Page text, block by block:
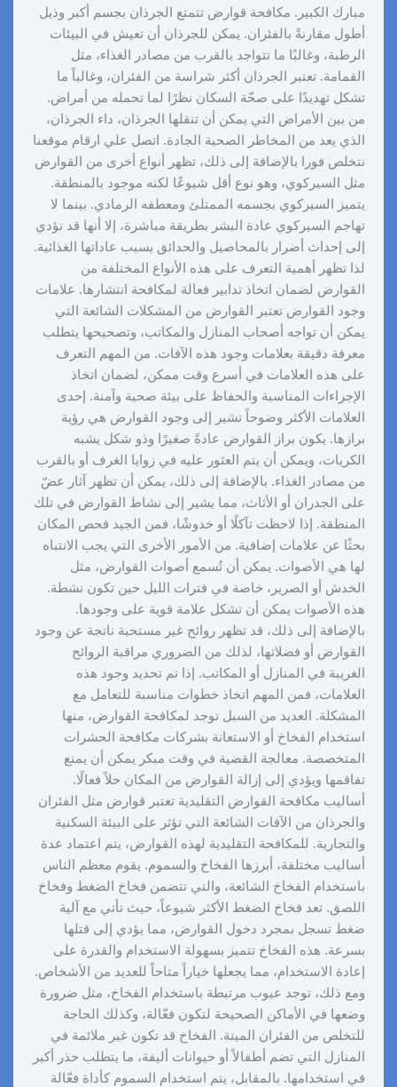
مبارك الكبير. مكافحة قوارض تتمتع الجرذان بجسم أكبر وذيل
أطول مقارنةً بالفئران. يمكن للجرذان أن تعيش في البيئات
الرطبة، وغالبًا ما تتواجد بالقرب من مصادر الغذاء، مثل
القمامة. تعتبر الجرذان أكثر شراسة من الفئران، وغالباً ما
تشكل تهديدًا على صحّة السكان نظرًا لما تحمله من أمراض.
من بين الأمراض التي يمكن أن تنقلها الجرذان، داء الجرذان،
الذي يعد من المخاطر الصحية الجادة. اتصل علي ارقام موقعنا
نتخلص فورا بالإضافة إلى ذلك، تظهر أنواع أخرى من القوارض
مثل السيركوي، وهو نوع أقل شيوعًا لكنه موجود بالمنطقة.
يتميز السيركوي بجسمه الممتلئ ومعطفه الرمادي. بينما لا
تهاجم السيركوي عادة البشر بطريقة مباشرة، إلا أنها قد تؤدي
إلى إحداث أضرار بالمحاصيل والحدائق بسبب عاداتها الغذائية.
لذا تظهر أهمية التعرف على هذه الأنواع المختلفة من
القوارض لضمان اتخاذ تدابير فعالة لمكافحة انتشارها. علامات
وجود القوارض تعتبر القوارض من المشكلات الشائعة التي
يمكن أن تواجه أصحاب المنازل والمكاتب، وتصحيحها يتطلب
معرفة دقيقة بعلامات وجود هذه الآفات. من المهم التعرف
على هذه العلامات في أسرع وقت ممكن، لضمان اتخاذ
الإجراءات المناسبة والحفاظ على بيئة صحية وآمنة. إحدى
العلامات الأكثر وضوحاً تشير إلى وجود القوارض هي رؤية
برازها. يكون براز القوارض عادةً صغيرًا وذو شكل يشبه
الكريات، ويمكن أن يتم العثور عليه في زوايا الغرف أو بالقرب
من مصادر الغذاء. بالإضافة إلى ذلك، يمكن أن تظهر آثار عضّ
على الجدران أو الأثاث، مما يشير إلى نشاط القوارض في تلك
المنطقة. إذا لاحظت تآكلًا أو خدوشًا، فمن الجيد فحص المكان
بحثًا عن علامات إضافية. من الأمور الأخرى التي يجب الانتباه
لها هي الأصوات. يمكن أن تُسمع أصوات القوارض، مثل
الخدش أو الصرير، خاصة في فترات الليل حين تكون نشطة.
هذه الأصوات يمكن أن تشكل علامة قوية على وجودها.
بالإضافة إلى ذلك، قد تظهر روائح غير مستحبة ناتجة عن وجود
القوارض أو فضلاتها، لذلك من الضروري مراقبة الروائح
الغريبة في المنازل أو المكاتب. إذا تم تحديد وجود هذه
العلامات، فمن المهم اتخاذ خطوات مناسبة للتعامل مع
المشكلة. العديد من السبل توجد لمكافحة القوارض، منها
استخدام الفخاخ أو الاستعانة بشركات مكافحة الحشرات
المتخصصة. معالجة القضية في وقت مبكر يمكن أن يمنع
تفاقمها ويؤدي إلى إزالة القوارض من المكان حلاً فعالًا.
أساليب مكافحة القوارض التقليدية تعتبر قوارض مثل الفئران
والجرذان من الآفات الشائعة التي تؤثر على البيئة السكنية
والتجارية. للمكافحة التقليدية لهذه القوارض، يتم اعتماد عدة
أساليب مختلفة، أبرزها الفخاخ والسموم. يقوم معظم الناس
باستخدام الفخاخ الشائعة، والتي تتضمن فخاخ الضغط وفخاخ
اللصق. تعد فخاخ الضغط الأكثر شيوعاً، حيث تأتي مع آلية
ضغط تسجل بمجرد دخول القوارض، مما يؤدي إلى قتلها
بسرعة. هذه الفخاخ تتميز بسهولة الاستخدام والقدرة على
إعادة الاستخدام، مما يجعلها خياراً متاحاً للعديد من الأشخاص.
ومع ذلك، توجد عيوب مرتبطة باستخدام الفخاخ، مثل ضرورة
وضعها في الأماكن الصحيحة لتكون فعّالة، وكذلك الحاجة
للتخلص من الفئران الميتة. الفخاخ قد تكون غير ملائمة في
المنازل التي تضم أطفالاً أو حيوانات أليفة، ما يتطلب حذر أكبر
في استخدامها. بالمقابل، يتم استخدام السموم كأداة فعّالة